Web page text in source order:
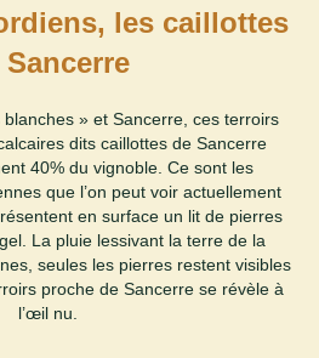
les caillottes
Sancerre
» et Sancerre, ces terroirs
dits caillottes de Sancerre
40% du vignoble. Ce sont les
que l’on peut voir actuellement
en surface un lit de pierres
La pluie lessivant la terre de la
seules les pierres restent visibles
proche de Sancerre se révèle à
l’œil nu.